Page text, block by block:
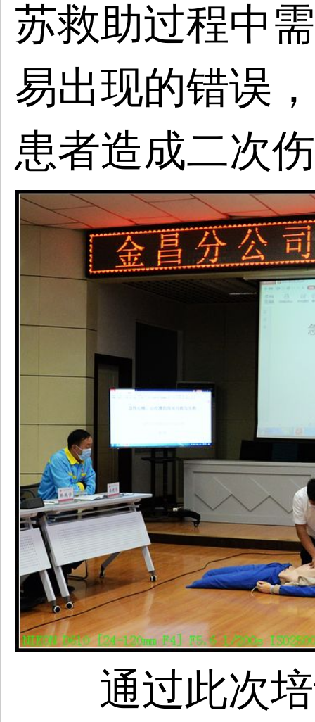
苏救助过程中
易出现的错误
患者造成二次
通过此次